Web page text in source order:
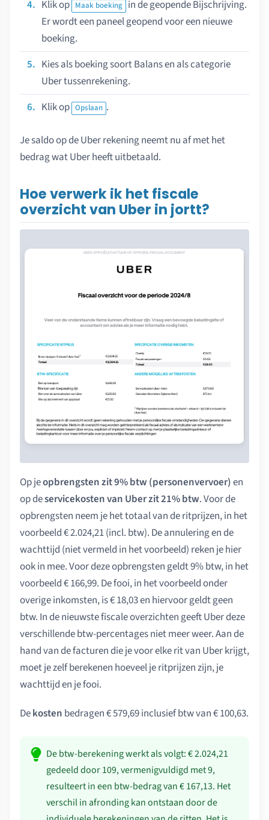
Klik op Maak boeking in de geopende Bijschrijving.
Er wordt een paneel geopend voor een nieuwe
boeking.
Kies als boeking soort Balans en als categorie
Uber tussenrekening.
Klik op Opslaan .
Je saldo op de Uber rekening neemt nu af met het
bedrag wat Uber heeft uitbetaald.
Hoe verwerk ik het fiscale
overzicht van Uber in jortt?
Op jeopbrengsten zit 9% btw (personenvervoer)en
op deservicekosten van Uber zit 21% btw. Voor de
opbrengsten neem je het totaal van de ritprijzen, in het
voorbeeld € 2.024,21 (incl. btw). De annulering en de
wachttijd (niet vermeld in het voorbeeld) reken je hier
ook in mee. Voor deze opbrengsten geldt 9% btw, in het
voorbeeld € 166,99. De fooi, in het voorbeeld onder
overige inkomsten, is € 18,03 en hiervoor geldt geen
btw. In de nieuwste fiscale overzichten geeft Uber deze
verschillende btw-percentages niet meer weer. Aan de
hand van de facturen die je voor elke rit van Uber krijgt,
moet je zelf berekenen hoeveel je ritprijzen zijn, je
wachttijd en je fooi.
Dekosten bedragen € 579,69 inclusief btw van € 100,63.
De btw-berekening werkt als volgt: € 2.024,21
gedeeld door 109, vermenigvuldigd met 9,
resulteert in een btw-bedrag van € 167,13. Het
verschil in afronding kan ontstaan door de